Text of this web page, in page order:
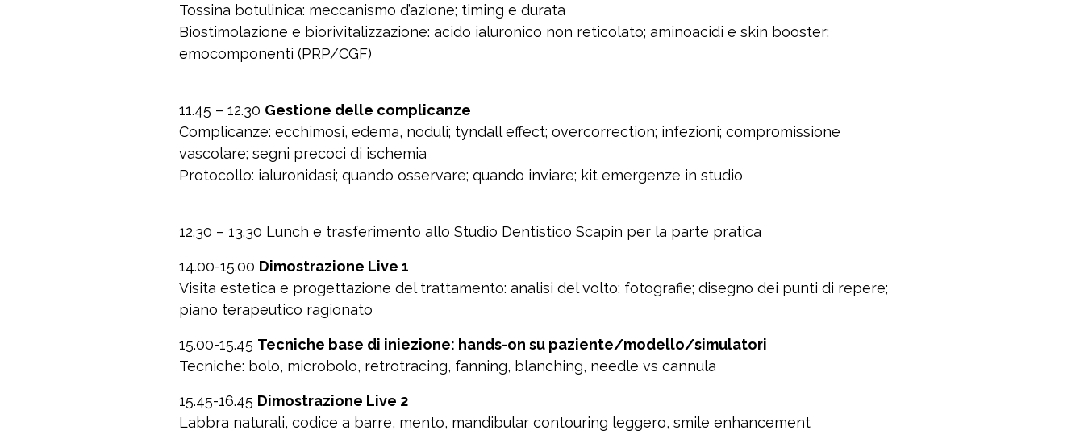
Tossina botulinica: meccanismo d’azione; timing e durata
Biostimolazione e biorivitalizzazione: acido ialuronico non reticolato; aminoacidi e skin booster;
emocomponenti (PRP/CGF)
11.45 – 12.30 Gestione delle complicanze
Complicanze: ecchimosi, edema, noduli; tyndall effect; overcorrection; infezioni; compromissione
vascolare; segni precoci di ischemia
Protocollo: ialuronidasi; quando osservare; quando inviare; kit emergenze in studio
12.30 – 13.30 Lunch e trasferimento allo Studio Dentistico Scapin per la parte pratica
14.00-15.00 Dimostrazione Live 1
Visita estetica e progettazione del trattamento: analisi del volto; fotografie; disegno dei punti di repere;
piano terapeutico ragionato
15.00-15.45 Tecniche base di iniezione: hands-on su paziente/modello/simulatori
Tecniche: bolo, microbolo, retrotracing, fanning, blanching, needle vs cannula
15.45-16.45 Dimostrazione Live 2
Labbra naturali, codice a barre, mento, mandibular contouring leggero, smile enhancement